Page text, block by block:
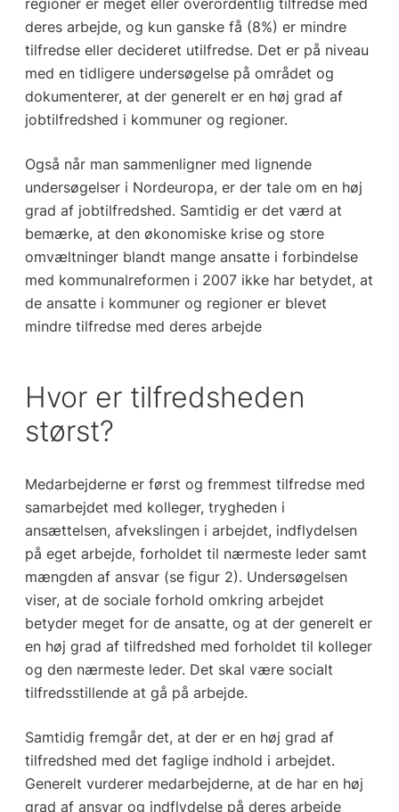
deres arbejde, og kun ganske få (8%) er mindre
tilfredse eller decideret utilfredse. Det er på niveau
med en tidligere undersøgelse på området og
dokumenterer, at der generelt er en høj grad af
jobtilfredshed i kommuner og regioner.
Også når man sammenligner med lignende
undersøgelser i Nordeuropa, er der tale om en høj
grad af jobtilfredshed. Samtidig er det værd at
bemærke, at den økonomiske krise og store
omvæltninger blandt mange ansatte i forbindelse
med kommunalreformen i 2007 ikke har betydet, at
de ansatte i kommuner og regioner er blevet
mindre tilfredse med deres arbejde
Hvor er tilfredsheden
størst?
Medarbejderne er først og fremmest tilfredse med
samarbejdet med kolleger, trygheden i
ansættelsen, afvekslingen i arbejdet, indflydelsen
på eget arbejde, forholdet til nærmeste leder samt
mængden af ansvar (se figur 2). Undersøgelsen
viser, at de sociale forhold omkring arbejdet
betyder meget for de ansatte, og at der generelt er
en høj grad af tilfredshed med forholdet til kolleger
og den nærmeste leder. Det skal være socialt
tilfredsstillende at gå på arbejde.
Samtidig fremgår det, at der er en høj grad af
tilfredshed med det faglige indhold i arbejdet.
Generelt vurderer medarbejderne, at de har en høj
grad af ansvar og indflydelse på deres arbejde